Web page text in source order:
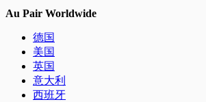
Au Pair Worldwide
德国
美国
英国
意大利
西班牙